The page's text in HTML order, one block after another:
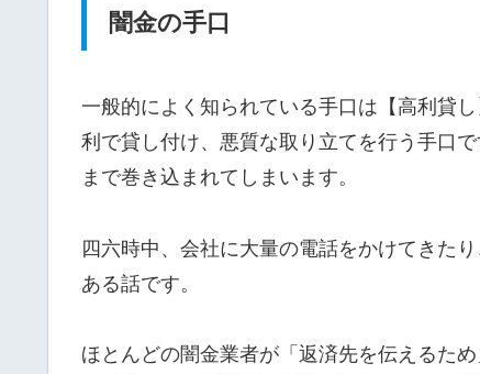
闇金の手口
一般的によく知られている手口は【高利貸
利で貸し付け、悪質な取り立てを行う手口
まで巻き込まれてしまいます。
四六時中、会社に大量の電話をかけてきた
ある話です。
ほとんどの闇金業者が「返済先を伝えるた